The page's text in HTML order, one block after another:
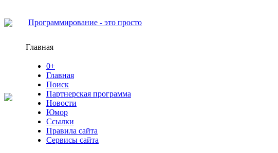
Программирование - это просто
Главная
0+
Главная
Поиск
Партнерская программа
Новости
Юмор
Ссылки
Правила сайта
Сервисы сайта